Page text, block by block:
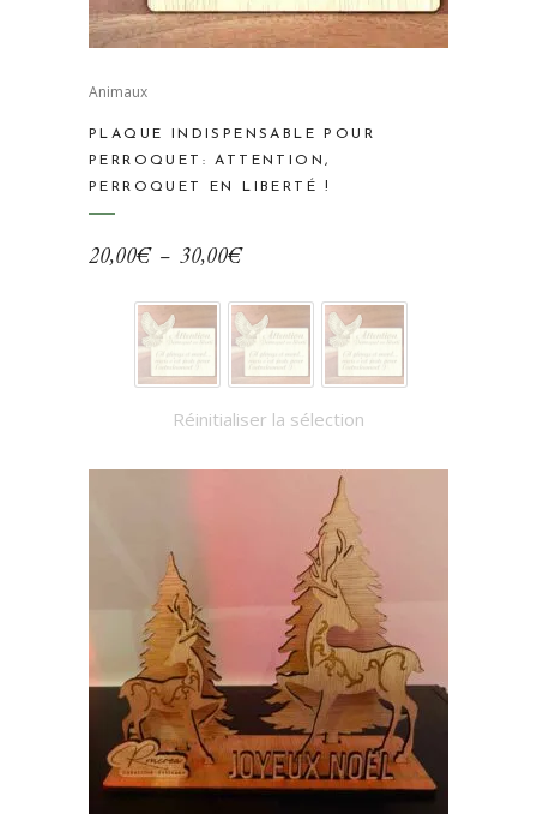
produit
a
plusieurs
variations.
Les
options
choisies
du
Animaux
PLAQUE INDISPENSABLE POUR
PERROQUET: ATTENTION,
PERROQUET EN LIBERTÉ !
20,00€ – 30,00€Plage
prix :
20,00€
à
30,00€
Réinitialiser la sélection